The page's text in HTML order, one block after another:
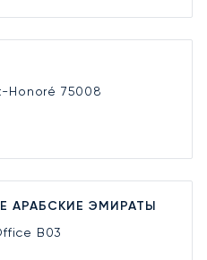
Honoré 75008
АРАБСКИЕ ЭМИРАТЫ
B03